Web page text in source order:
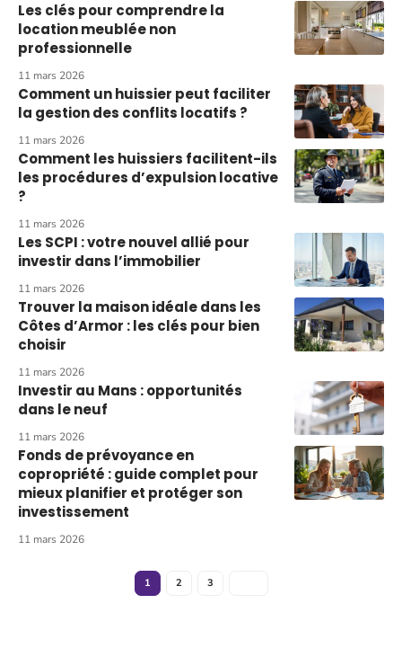
Les clés pour comprendre la
location meublée non
professionnelle
11 mars 2026
Comment un huissier peut faciliter
la gestion des conflits locatifs ?
11 mars 2026
Comment les huissiers facilitent-ils
les procédures d’expulsion locative
?
11 mars 2026
Les SCPI : votre nouvel allié pour
investir dans l’immobilier
11 mars 2026
Trouver la maison idéale dans les
Côtes d’Armor : les clés pour bien
choisir
11 mars 2026
Investir au Mans : opportunités
dans le neuf
11 mars 2026
Fonds de prévoyance en
copropriété : guide complet pour
mieux planifier et protéger son
investissement
11 mars 2026
1 2 3